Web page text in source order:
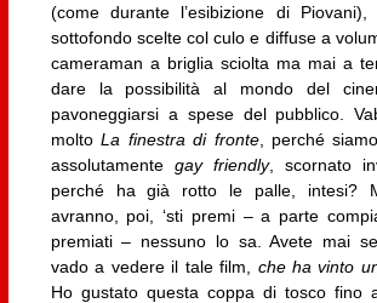
(come durante l’esibizione di
sottofondo scelte col culo e diffuse a
cameraman a briglia sciolta ma mai a
dare la possibilità al mondo del
pavoneggiarsi a spese del pubblico.
moltoLa finestra di fronte, perché
assolutamente gay friendly, scornato
perché ha già rotto le palle, intesi?
avranno, poi, ‘sti premi – a parte
premiati – nessuno lo sa. Avete mai
vado a vedere il tale film, che ha vinto
Ho gustato questa coppa di tosco fino